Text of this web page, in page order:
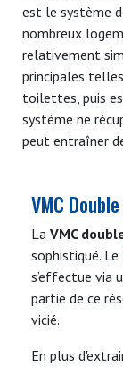
est le système
nombreux
relativement
principales
toilettes, puis
système ne
peut entraîner
VMC
La VMC
sophistiqué. Le
s’effectue via
partie de ce
vicié.
En plus